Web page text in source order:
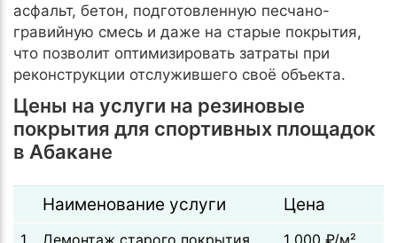
асфальт, бетон, подготовленную песчано-
гравийную смесь и даже на старые покрытия,
что позволит оптимизировать затраты при
реконструкции отслужившего своё объекта.
Цены на услуги на резиновые
покрытия для спортивных площадок
в Абакане
Наименование услуги Цена